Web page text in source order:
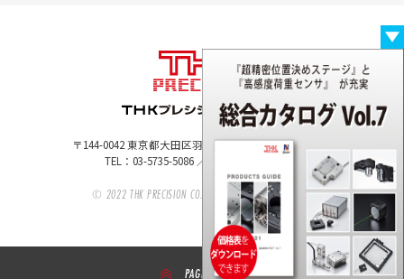
〒144-0042 東京都大田区羽田旭町10-11 MFIP羽田102
TEL： 03-5735-5086 ／ FAX：03-5735-5087
© 2022 THK PRECISION CO.,LTD. — All Rights Reserved
PAGE TOP